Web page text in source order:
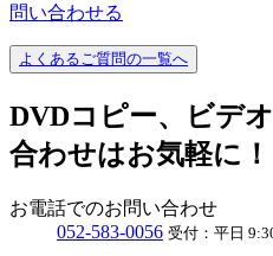
問い合わせる
よくあるご質問の一覧へ
DVDコピー、ビデ
合わせはお気軽に！
お電話でのお問い合わせ
052-583-0056 受付： 平日